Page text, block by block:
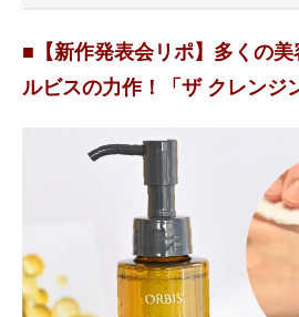
■【新作発表会リポ】多くの
ルビスの力作！「ザ クレンジ